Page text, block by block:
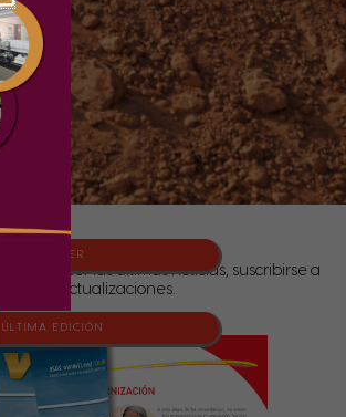
Para conocer las últimas noticias, suscribirse a
nuestras actualizaciones.
ÚLTIMA EDICIÓN
NEWSLETTER